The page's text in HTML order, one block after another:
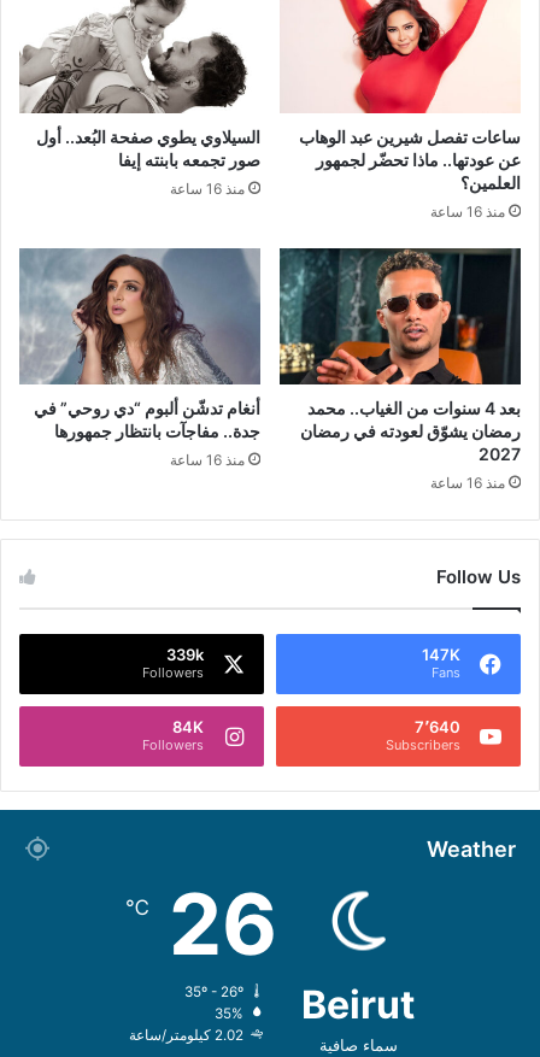
ساعات تفصل شيرين عبد الوهاب
عن عودتها.. ماذا تحضّر لجمهور
العلمين؟
منذ 16 ساعة
السيلاوي يطوي صفحة البُعد.. أول
صور تجمعه بابنته إيفا
منذ 16 ساعة
بعد 4 سنوات من الغياب.. محمد
رمضان يشوّق لعودته في رمضان
2027
منذ 16 ساعة
أنغام تدشّن ألبوم “دي روحي” في
جدة.. مفاجآت بانتظار جمهورها
منذ 16 ساعة
Follow Us
147K
Fans
339k
Followers
7٬640
Subscribers
84K
Followers
Weather
Beirut
سماء صافية
26
℃
35%
2.02 كيلومتر/ساعة